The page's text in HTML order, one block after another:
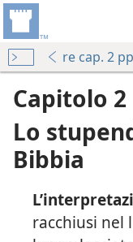
re cap. 2
Capitolo 2
Lo
Bibbia
racchiusi nel